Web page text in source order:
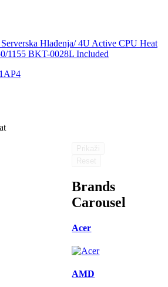
Hlađenja/ 4U Active CPU Heat
1155 BKT-0028L Included
Brands
Carousel
Acer
AMD